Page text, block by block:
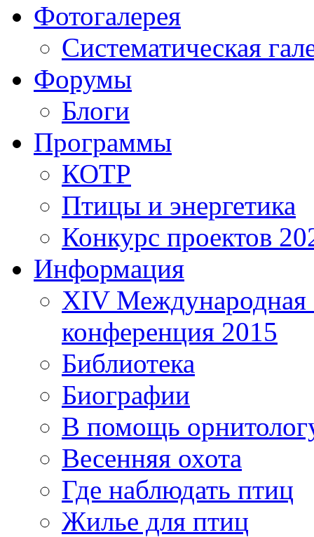
Фотогалерея
Систематическая
Форумы
Блоги
Программы
КОТР
Птицы и энергетика
Конкурс проектов
Информация
XIV Международная
конференция 2015
Библиотека
Биографии
В помощь
Весенняя охота
Где наблюдать птиц
Жилье для птиц